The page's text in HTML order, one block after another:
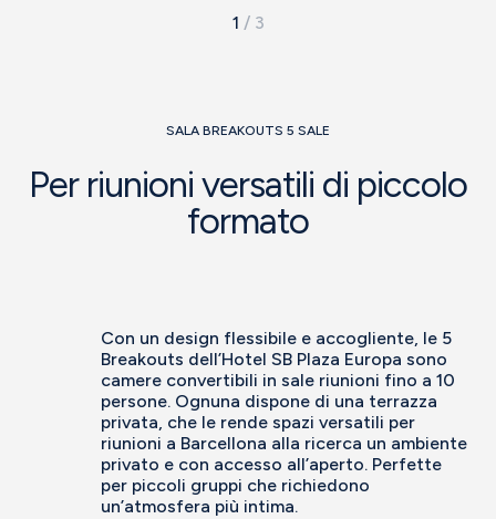
1 / 3
SALA BREAKOUTS 5 SALE
Per riunioni versatili di piccolo
formato
Con un design flessibile e accogliente, le 5
Breakouts dell’Hotel SB Plaza Europa sono
camere convertibili in sale riunioni fino a 10
persone. Ognuna dispone di una terrazza
privata, che le rende spazi versatili per
riunioni a Barcellona alla ricerca un ambiente
privato e con accesso all’aperto. Perfette
per piccoli gruppi che richiedono
un’atmosfera più intima.